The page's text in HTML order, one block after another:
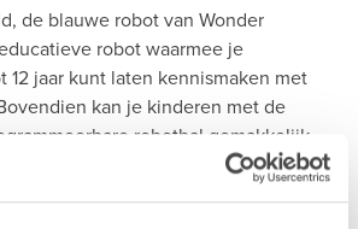
de blauwe robot van Wonder
robot waarmee je
12 jaar kunt laten kennismaken met
kan je kinderen met de
robotbal gemakkelijk
en hands-on STEAM-activiteiten
zoals creatief problemen